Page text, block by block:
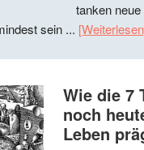
tanken
sein ...
Wie die 7
noch
Leben